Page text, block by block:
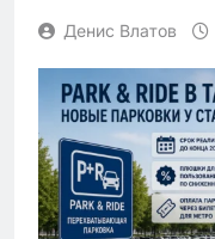
Денис Влатов